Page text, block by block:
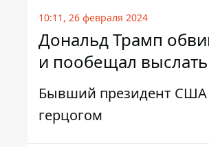
10:11, 26 февраля 2024
Дональд Трамп
и пообещал
Бывший президент США
герцогом